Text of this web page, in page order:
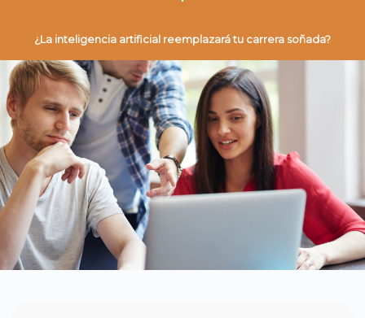
¿La inteligencia artificial reemplazará tu carrera soñada?